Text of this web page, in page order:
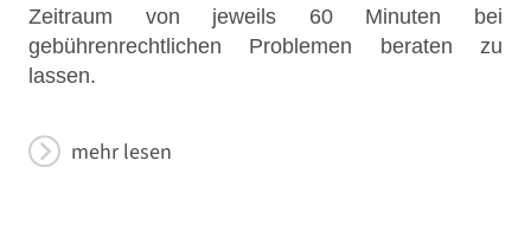
Zeitraum von jeweils 60 Minuten bei
gebührenrechtlichen Problemen beraten zu
lassen.
mehr lesen